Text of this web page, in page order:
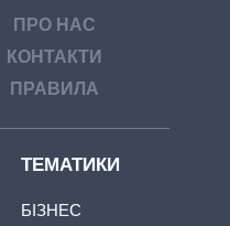
ПРО НАС
КОНТАКТИ
ПРАВИЛА
ТЕМАТИКИ
БІЗНЕС